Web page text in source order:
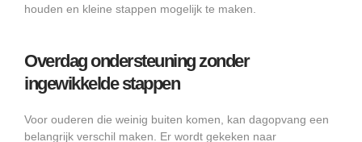
houden en kleine stappen mogelijk te maken.
Overdag ondersteuning zonder
ingewikkelde stappen
Voor ouderen die weinig buiten komen, kan dagopvang een
belangrijk verschil maken. Er wordt gekeken naar